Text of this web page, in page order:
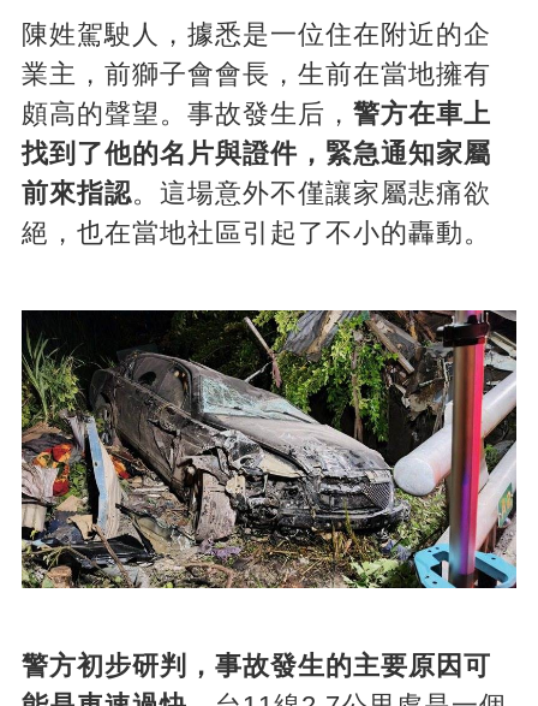
陳姓駕駛人，據悉是一位住在附近的企
業主，前獅子會會長，生前在當地擁有
頗高的聲望。事故發生后， 警方在車上
找到了他的名片與證件，緊急通知家屬
前來指認。這場意外不僅讓家屬悲痛欲
絕，也在當地社區引起了不小的轟動。
警方初步研判，事故發生的主要原因可